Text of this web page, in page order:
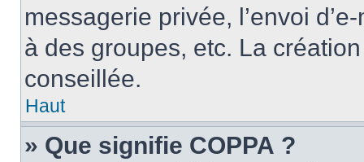
messagerie privée, l’envoi
à des groupes, etc. La
conseillée.
Haut
» Que signifie COPPA ?